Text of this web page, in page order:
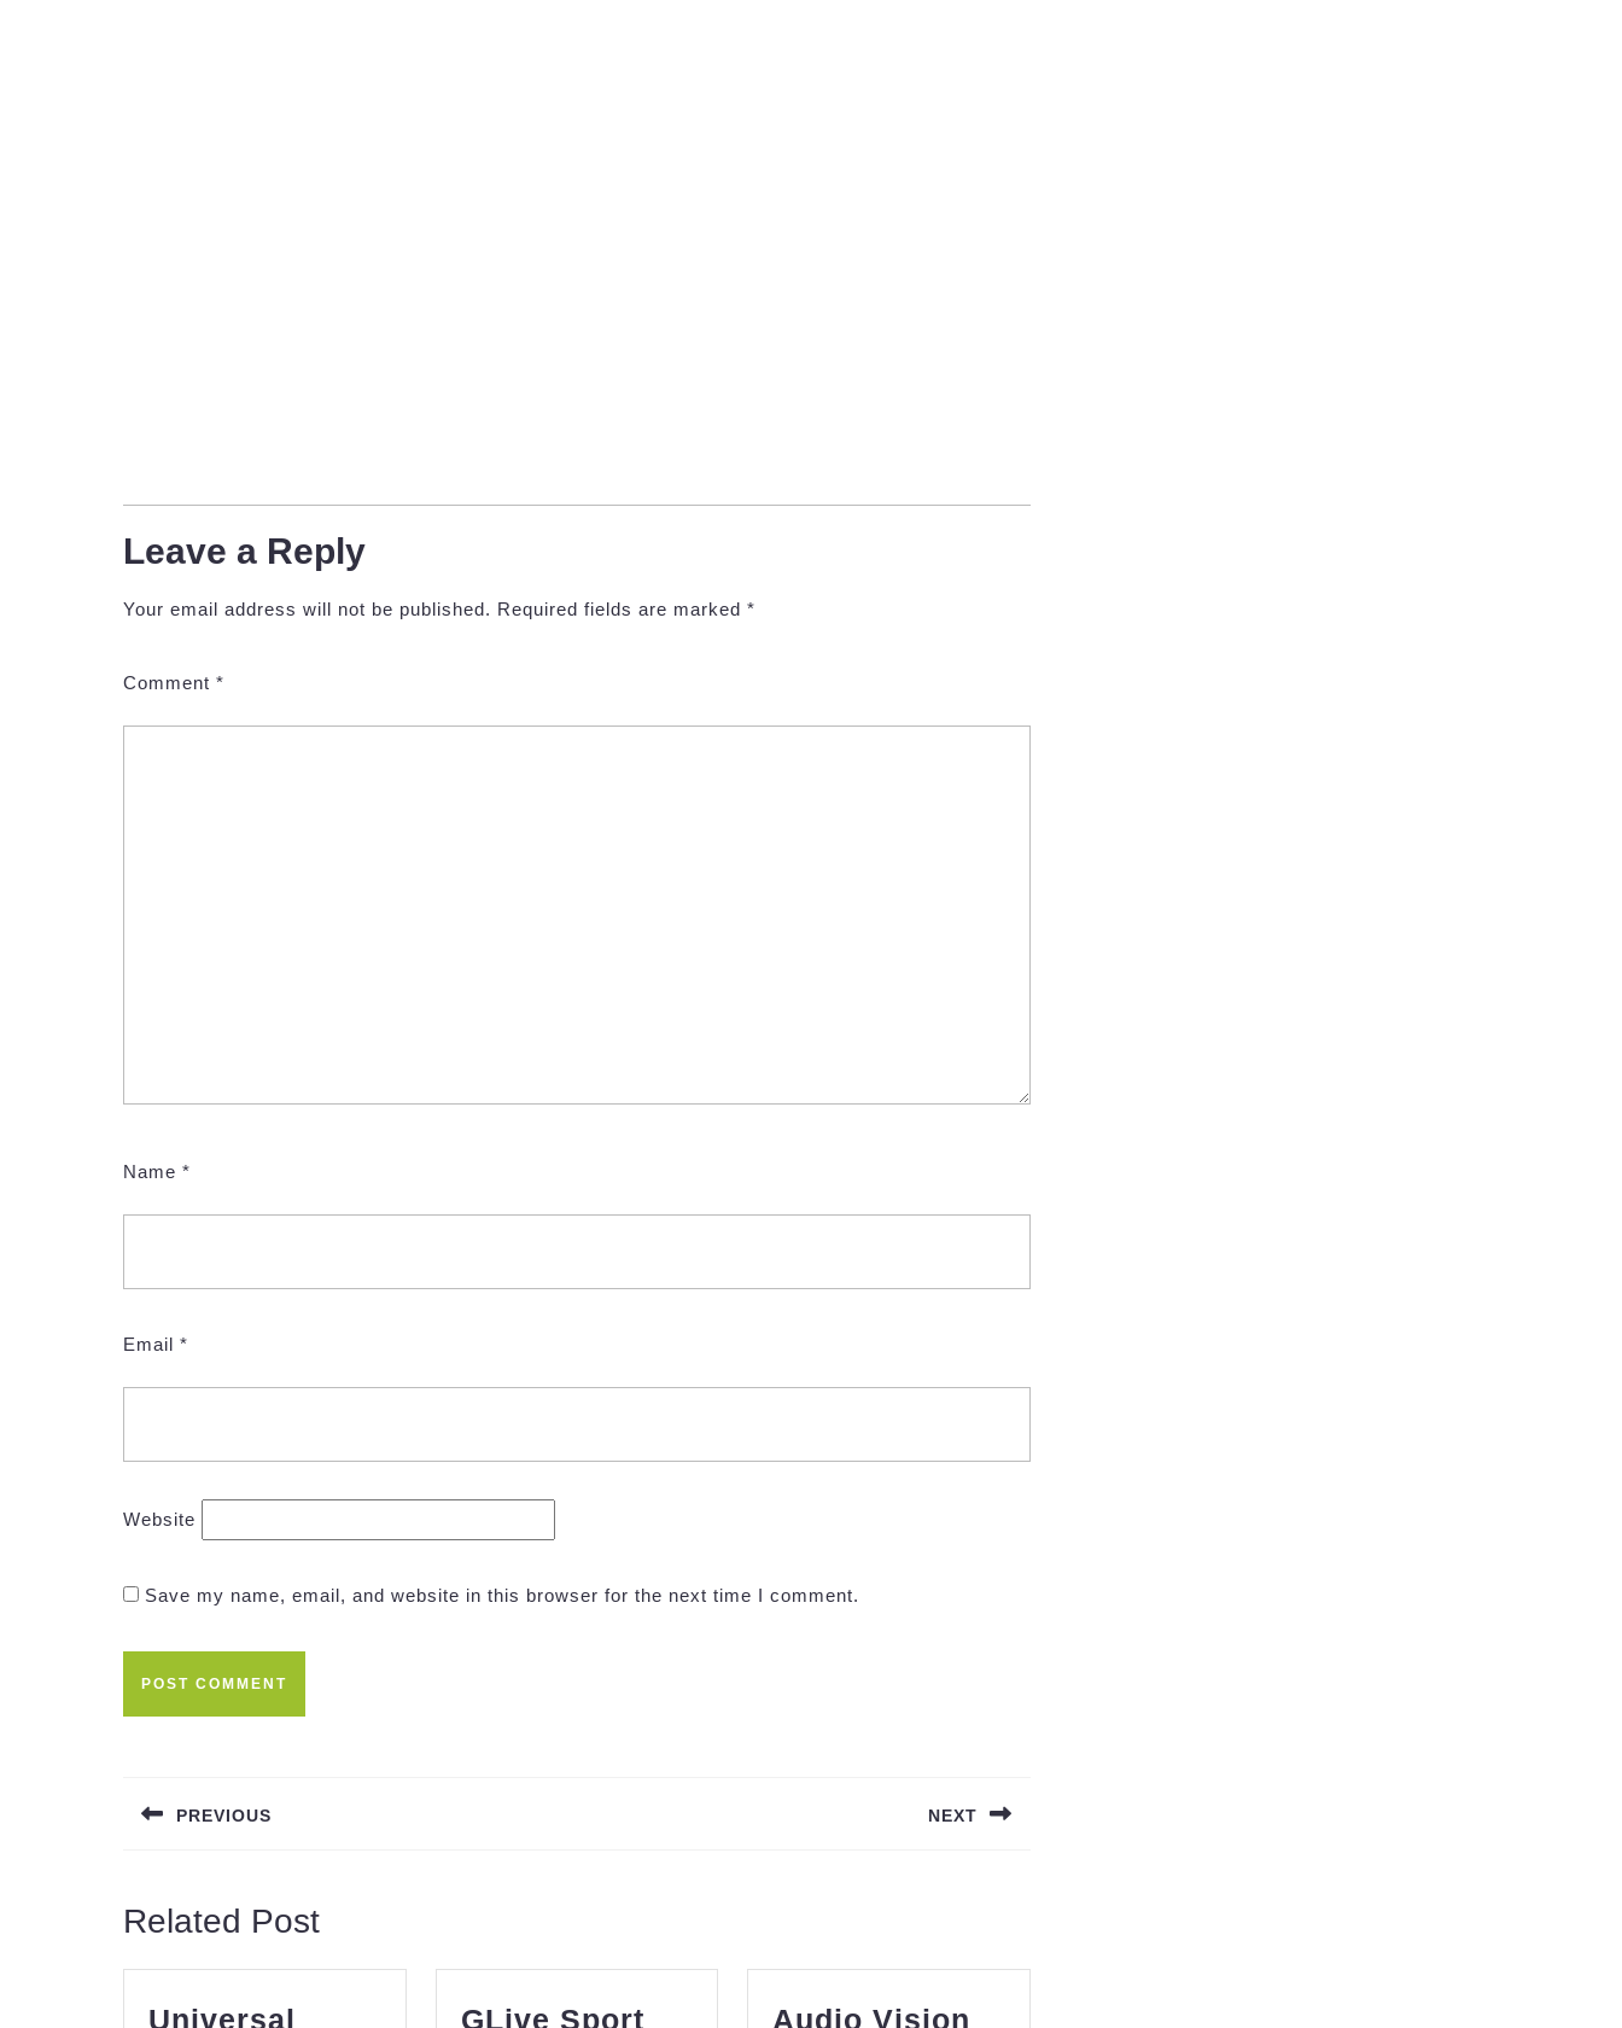
Leave a Reply
Your email address will not be published. Required fields are marked *
Comment *
Name *
Email *
Website
Save my name, email, and website in this browser for the next time I comment.
navigation
PREVIOUS NEXT
Related Post
Universal GLive SportGLive Audio Vision